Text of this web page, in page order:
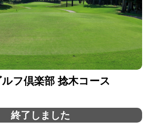
フ倶楽部 捻木コース
終了しました